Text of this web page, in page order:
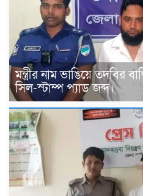
মন্ত্রীর নাম ভাঙিয়ে তদবির
সিল-স্টাম্প প্যাড জব্দ।